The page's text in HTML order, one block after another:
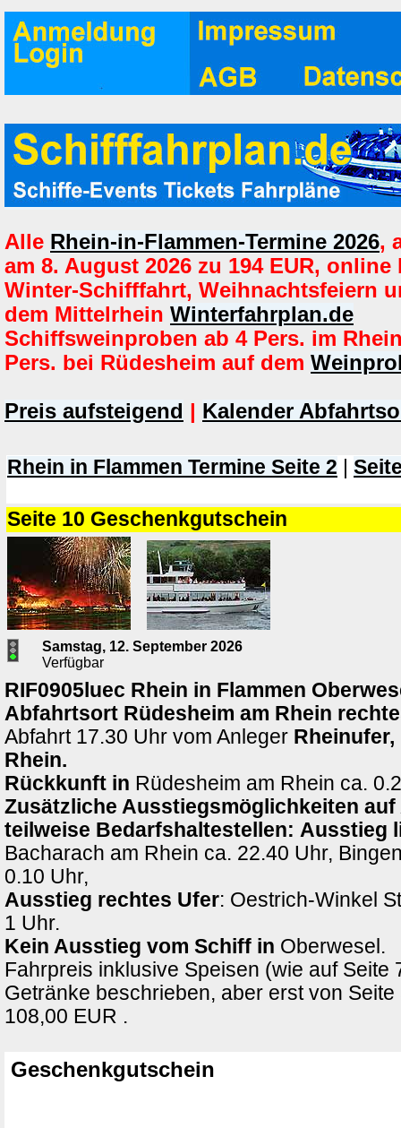
Alle Rhein-in-Flammen-Termine 2026,
am 8. August 2026 zu 194 EUR, online
Winter-Schifffahrt, Weihnachtsfeiern
dem Mittelrhein Winterfahrplan.de
Schiffsweinproben ab 4 Pers. im
Pers. bei Rüdesheim auf dem
Preis aufsteigend | Kalender
Rhein in Flammen Termine Seite 2
Seite 10 Geschenkgutschein
Samstag, 12. September 2026
Verfügbar
RIF0905luec Rhein in Flammen
Abfahrtsort Rüdesheim am Rhein
Abfahrt 17.30 Uhr vom Anleger Rheinufer,
Rhein.
Rückkunft in Rüdesheim am Rhein ca.
Zusätzliche Ausstiegsmöglichkeiten auf
teilweise Bedarfshaltestellen: Ausstieg
Bacharach am Rhein ca. 22.40 Uhr,
0.10 Uhr,
Ausstieg rechtes Ufer: Oestrich-Winkel
1 Uhr.
Kein Ausstieg vom Schiff in Oberwesel.
Fahrpreis inklusive Speisen (wie auf Seite
Getränke beschrieben, aber erst von
108,00 EUR .
Geschenkgutschein